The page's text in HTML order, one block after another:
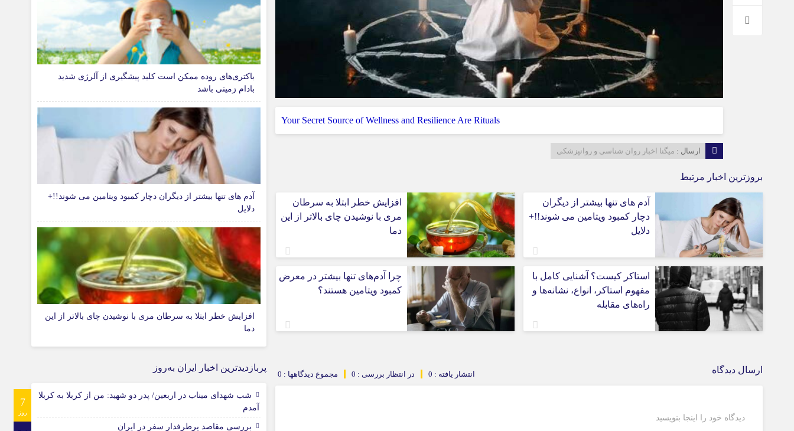
Your Secret Source of Wellness and Resilience Are Rituals
ارسال : میگنا اخبار روان شناسی و روانپزشكی
بروزترین اخبار مرتبط
آدم های تنها بیشتر از دیگران
دچار کمبود ویتامین می شوند!!+
دلایل
افزایش خطر ابتلا به سرطان
مری با نوشیدن چای بالاتر از این
دما
استاکر کیست؟ آشنایی کامل با
مفهوم استاکر، انواع، نشانه‌ها و
راه‌های مقابله
چرا آدم‌های تنها بیشتر در معرض
کمبود ویتامین هستند؟
ارسال دیدگاه مجموع دیدگاهها : 0 در انتظار بررسی : 0 انتشار یافته : 0
دیدگاه خود را اینجا بنویسید
باکتری‌های روده ممکن است کلید پیشگیری از آلرژی شدید
بادام زمینی باشد
آدم های تنها بیشتر از دیگران دچار کمبود ویتامین می شوند!!+
دلایل
افزایش خطر ابتلا به سرطان مری با نوشیدن چای بالاتر از این
دما
پربازدیدترین اخبار ایران به‌روز
7
روز
شب شهدای میناب در اربعین/ پدر دو شهید: من از کربلا به کربلا
آمدم
بررسی مقاصد پرطرفدار سفر در ایران